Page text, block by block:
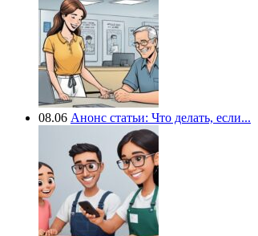
08.06 Анонс статьи: Что делать, если...